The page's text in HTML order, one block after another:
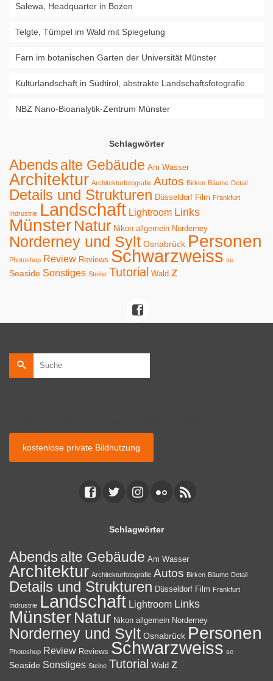
Salewa, Headquarter in Bozen
Telgte, Tümpel im Wald mit Spiegelung
Farn im botanischen Garten der Universität Münster
Kulturlandschaft in Südtirol, abstrakte Landschaftsfotografie
NBZ Nano-Bioanalytik-Zentrum Münster
Schlagwörter
Abendsalte Gebäude Am Wasser
Architektur Architekturfotografie Autos Birken Bäume Detail
Details und Strukturen Düsseldorf Film Frankfurt
Indrustrie Landschaft Lightroom Links
Münster Natur Nikon allgemein Norderney
Norderney und Sylt Osnabrück Personen
Photoshop Review Reviews Schwarzweiss se
Seaside Sonstiges Steine Tutorial Wald z
Suche
nach:
kostenlose private Bildnutzung
Schlagwörter
Abends alte Gebäude Am Wasser
Architektur Architekturfotografie Autos Birken Bäume Detail
Details und Strukturen Düsseldorf Film Frankfurt
Indrustrie Landschaft Lightroom Links
Münster Natur Nikon allgemein Norderney
Norderney und Sylt Osnabrück Personen
Photoshop Review Reviews Schwarzweiss se
Seaside Sonstiges Steine Tutorial Wald z